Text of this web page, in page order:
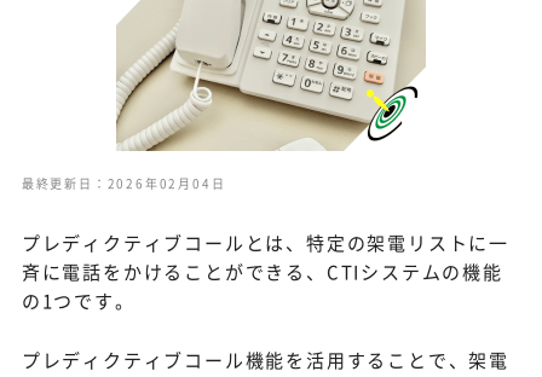
最終更新日：2026年02月04日
プレディクティブコールとは、特定の架電リストに一
斉に電話をかけることができる、CTIシステムの機能
の1つです。
プレディクティブコール機能を活用することで、架電